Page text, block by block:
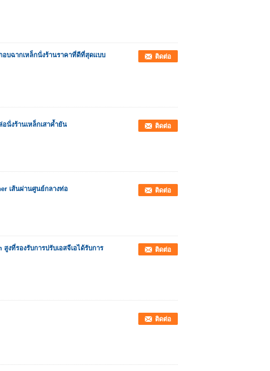
บฉากเหล็กนั่งร้านราคาที่ดีที่สุดแบบ
ติดต่อ
นั่งร้านเหล็กเสาค้ำยัน ติดต่อ
เส้นผ่านศูนย์กลางท่อ ติดต่อ
งที่รองรับการปรับเอสจีเอได้รับการ
ติดต่อ
ติดต่อ